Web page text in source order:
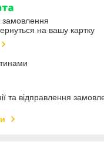
замовлення
на вашу картку
та відправлення